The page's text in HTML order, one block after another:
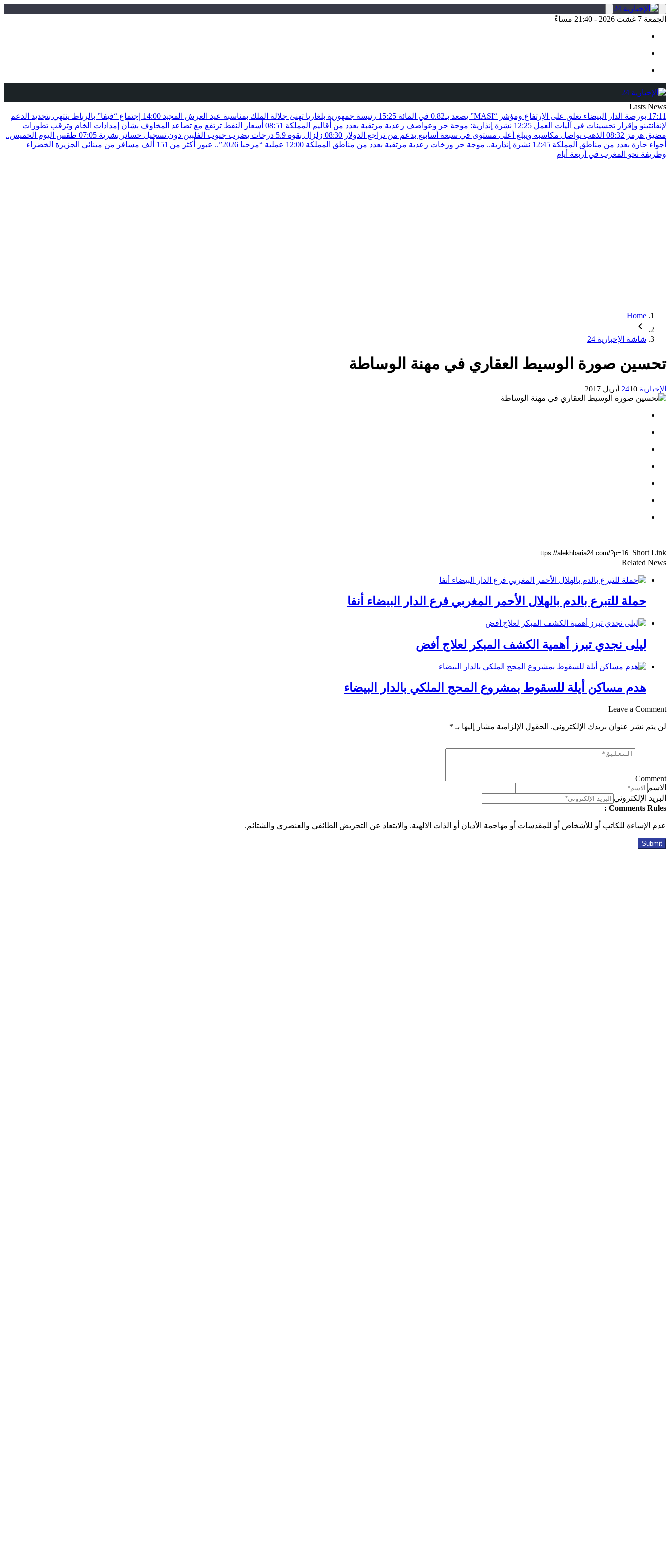
الجمعة 7 غشت 2026 - 21:40 مساءً
Lasts News
17:11 بورصة الدار البيضاء تغلق على الإرتفاع ومؤشر “MASI” يصعد بـ0.82 في المائة 15:25 رئيسة جمهورية بلغاريا تهنئ جلالة الملك بمناسبة عيد العرش المجيد 14:00 إجتماع “فيفا” بالرباط ينتهي بتجديد الدعم
لإنفانتينو وإقرار تحسينات في آليات العمل 12:25 نشرة إنذارية: موجة حر وعواصف رعدية مرتقبة بعدد من أقاليم المملكة 08:51 أسعار النفط ترتفع مع تصاعد المخاوف بشأن إمدادات الخام وترقب تطورات
مضيق هرمز 08:32 الذهب يواصل مكاسبه ويبلغ أعلى مستوى في سبعة أسابيع بدعم من تراجع الدولار 08:30 زلزال بقوة 5.9 درجات يضرب جنوب الفلبين دون تسجيل خسائر بشرية 07:05 طقس اليوم الخميس..
أجواء حارة بعدد من مناطق المملكة 12:45 نشرة إنذارية.. موجة حر وزخات رعدية مرتقبة بعدد من مناطق المملكة 12:00
عملية “مرحبا 2026”.. عبور أكثر من 151 ألف مسافر من مينائي الجزيرة الخضراء
وطريفة نحو المغرب في أربعة أيام
Home
شاشة الإخبارية 24
تحسين صورة الوسيط العقاري في مهنة الوساطة
الإخبارية 24 10 أبريل 2017
Short Link
Related News
حملة للتبرع بالدم بالهلال الأحمر المغربي فرع الدار البيضاء أنفا
ليلى نجدي تبرز أهمية الكشف المبكر لعلاج أفض
هدم مساكن أيلة للسقوط بمشروع المحج الملكي بالدار البيضاء
Leave a Comment
لن يتم نشر عنوان بريدك الإلكتروني. الحقول الإلزامية مشار إليها بـ *
Comment
الاسم
البريد الإلكتروني
Comments Rules :
عدم الإساءة للكاتب أو للأشخاص أو للمقدسات أو مهاجمة الأديان أو الذات الالهية. والابتعاد عن التحريض الطائفي والعنصري والشتائم.